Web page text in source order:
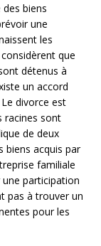
biens
une
les
que
détenus à
un accord
divorce est
racines sont
de deux
biens acquis par
familiale
participation
pas à trouver un
pour les